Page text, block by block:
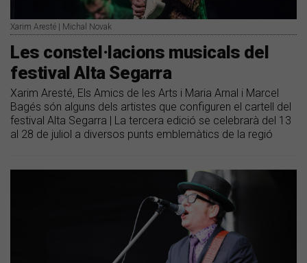
Xarim Aresté | Michal Novak
Les constel·lacions musicals del
festival Alta Segarra
Xarim Aresté, Els Amics de les Arts i Maria Arnal i Marcel
Bagés són alguns dels artistes que configuren el cartell del
festival Alta Segarra | La tercera edició se celebrarà del 13
al 28 de juliol a diversos punts emblemàtics de la regió